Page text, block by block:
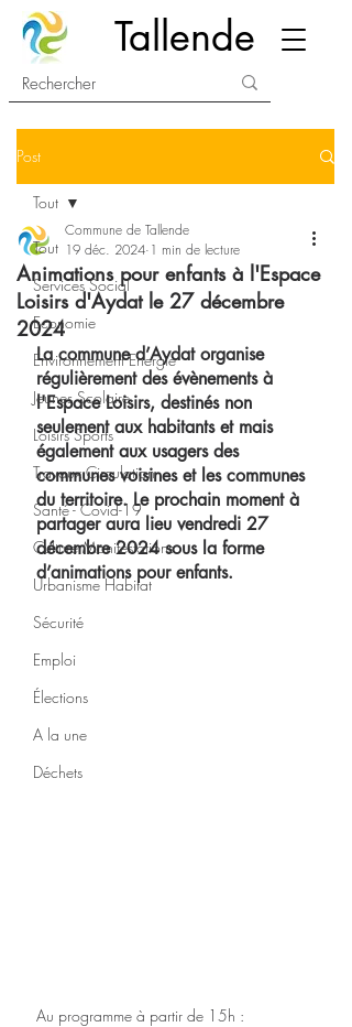
Tallende
Post
Tout
Services Social
Economie
Environnement Energie
Jeunes Scolaire
Loisirs Sports
Travaux Circulation
Santé - Covid-19
Culture Manifestations
Urbanisme Habitat
Sécurité
Emploi
Élections
A la une
Déchets
Tout
Animations pour enfants à l'Espace
Loisirs d'Aydat le 27 décembre
2024
Commune de Tallende
19 déc. 2024 1 min de lecture
La commune d’Aydat organise
régulièrement des évènements à
l'Espace Loisirs, destinés non
seulement aux habitants et mais
également aux usagers des
communes voisines et les communes
du territoire. Le prochain moment à
partager aura lieu vendredi 27
décembre 2024 sous la forme
d’animations pour enfants.
Au programme à partir de 15h :